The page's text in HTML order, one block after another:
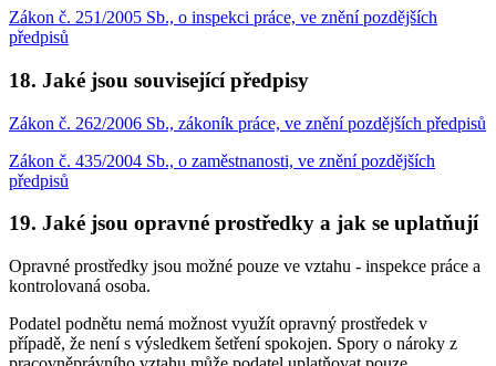
Zákon č. 251/2005 Sb., o inspekci práce, ve znění pozdějších
předpisů
18. Jaké jsou související předpisy
Zákon č. 262/2006 Sb., zákoník práce, ve znění pozdějších předpisů
Zákon č. 435/2004 Sb., o zaměstnanosti, ve znění pozdějších
předpisů
19. Jaké jsou opravné prostředky a jak se uplatňují
Opravné prostředky jsou možné pouze ve vztahu - inspekce práce a
kontrolovaná osoba.
Podatel podnětu nemá možnost využít opravný prostředek v
případě, že není s výsledkem šetření spokojen. Spory o nároky z